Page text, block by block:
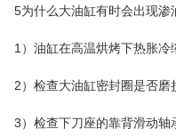
5为什么大油缸有时会出现渗
1）油缸在高温烘烤下热胀冷
2）检查大油缸密封圈是否磨
3）检查下刀座的靠背滑动轴